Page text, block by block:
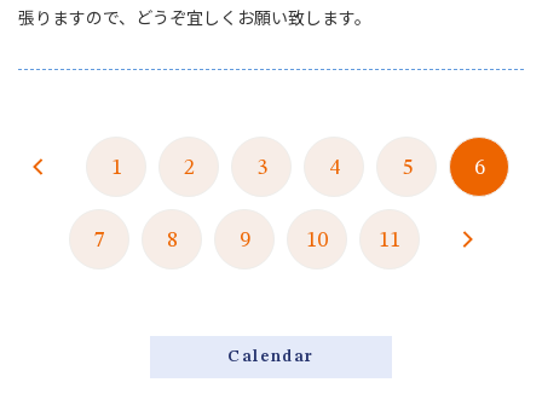
張りますので、どうぞ宜しくお願い致します。
1 2 3 4 5 6
7 8 9 10 11
Calendar